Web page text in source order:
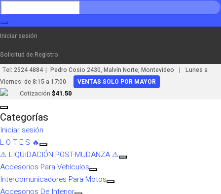
Iniciar sesión
Solicitud de Registro
Tel: 2524 4884 | Pedro Cosio 2430, Malvín Norte, Montevideo |
Lunes a
Viernes: de 8:15 a 17:00
VENTAS SOLO POR MAYOR
Cotización $41.50
Categorías
Iniciar sesión
L O T E S 🔥
⚠️ LIQUIDACIÓN POST-MUDANZA ⚠️
Accesorios Para Vehículos
Intercomunicadores Para Motos
Accesorios De Interior